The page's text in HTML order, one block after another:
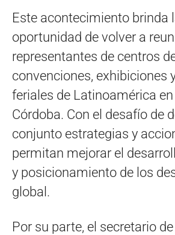
Este acontecimiento brinda
oportunidad de volver a
representantes de centros
convenciones, exhibiciones
feriales de Latinoamérica
Córdoba. Con el desafío de
conjunto estrategias y
permitan mejorar el
y posicionamiento de los
global.
Por su parte, el secretario